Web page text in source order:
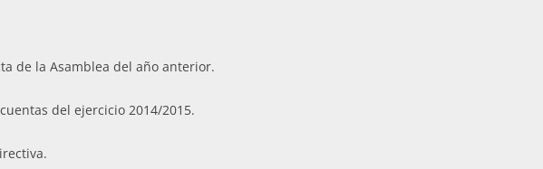
de la Asamblea del año anterior.
del ejercicio 2014/2015.